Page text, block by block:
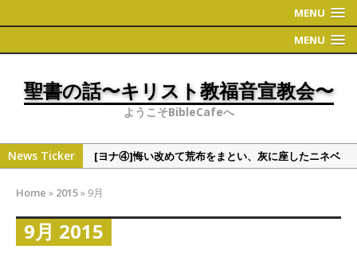
MENU
MENU
聖書の話〜キリスト教福音宣教会〜
ようこそBibleCafeへ
News Ticker
[ヨナ④]悔い改めて荒布をまとい、灰に座したニネベ
[偉人・有名人の聖書観①]学者シリーズ（人文・社会
系）
[ヨナ③]ヨナの切実な祈り
Home » 2015» 9月
9月 2015